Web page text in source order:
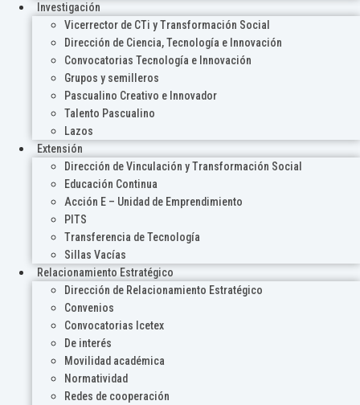
Investigación
Vicerrector de CTi y Transformación Social
Dirección de Ciencia, Tecnología e Innovación
Convocatorias Tecnología e Innovación
Grupos y semilleros
Pascualino Creativo e Innovador
Talento Pascualino
Lazos
Extensión
Dirección de Vinculación y Transformación Social
Educación Continua
Acción E – Unidad de Emprendimiento
PITS
Transferencia de Tecnología
Sillas Vacías
Relacionamiento Estratégico
Dirección de Relacionamiento Estratégico
Convenios
Convocatorias Icetex
De interés
Movilidad académica
Normatividad
Redes de cooperación